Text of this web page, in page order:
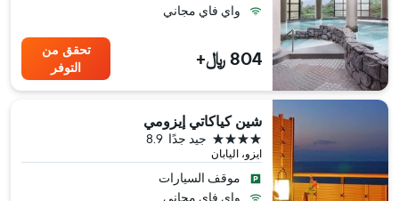
واي فاي مجاني
804 ﷼+
تحقق من
التوفر
شين كياكاتي إيزومي
ايزو، اليابان
8.9 جيد جدًا 4 نجوم
موقف السيارات
واي فاي مجاني